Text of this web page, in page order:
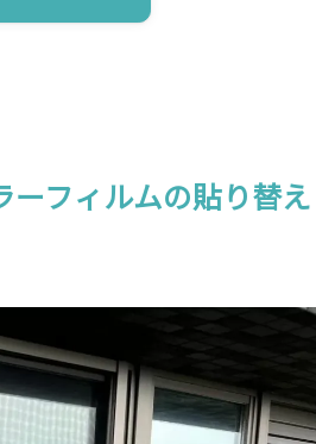
ーフィルムの貼り替え